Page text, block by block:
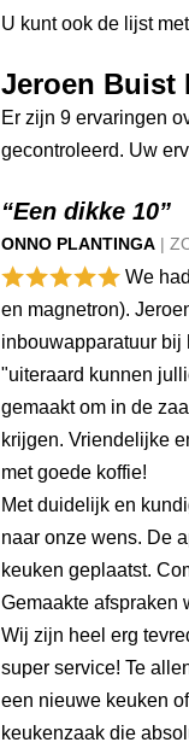
U kunt ook de lijst
Jeroen Buist
Er zijn 9 ervaringen
gecontroleerd. Uw
“Een dikke 10”
ONNO PLANTINGA |
We
en magnetron).
inbouwapparatuur bij
"uiteraard kunnen
gemaakt om in de
krijgen. Vriendelijke
met goede koffie!
Met duidelijk en
naar onze wens. De
keuken geplaatst.
Gemaakte afspraken
Wij zijn heel erg
super service! Te
een nieuwe keuken
keukenzaak die